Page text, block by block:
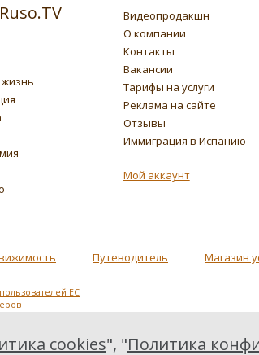
жизнь
Видеопродакшн
О компании
Контакты
Вакансии
Тарифы на услуги
Реклама на сайте
Отзывы
Иммиграция в Испанию
Мой аккаунт
Путеводитель Магазин
ЕС
cookies", "Политика